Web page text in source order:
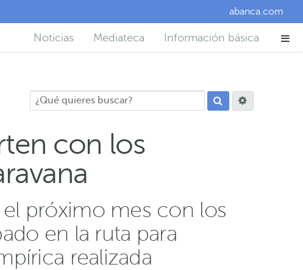
abanca.com
Noticias Mediateca Información básica
con los
próximo mes con los
en la ruta para
realizada